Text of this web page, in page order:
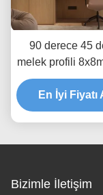
90 derece 45
melek profili
Led Şerit
En İyi Fiyatı
Bizimle İletişim